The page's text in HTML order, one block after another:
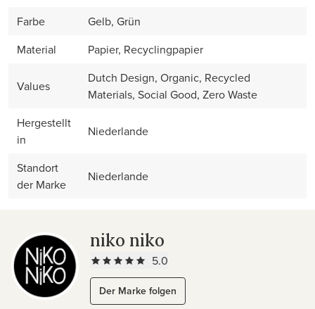
Farbe
Gelb, Grün
Material
Papier, Recyclingpapier
Values
Dutch Design, Organic, Recycled
Materials, Social Good, Zero Waste
Hergestellt
in
Niederlande
Standort
der Marke
Niederlande
niko niko
5.0
Der Marke folgen